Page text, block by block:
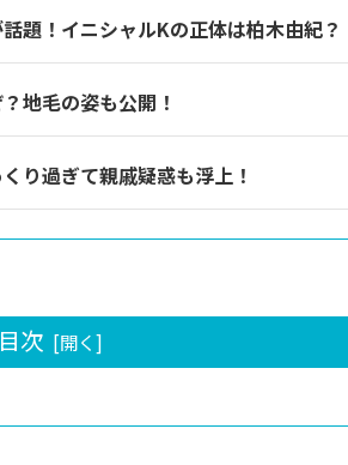
題！イニシャルKの正体は柏木由紀？
地毛の姿も公開！
り過ぎて親戚疑惑も浮上！
目次